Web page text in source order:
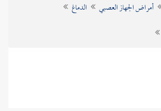
أمراض الجهاز العصبي
الدماغ